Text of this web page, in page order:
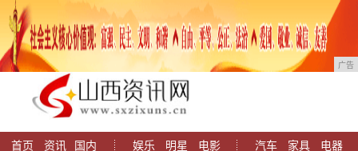
广告
首页 资讯
国内
娱乐 明星
电影
汽车 家具
电器